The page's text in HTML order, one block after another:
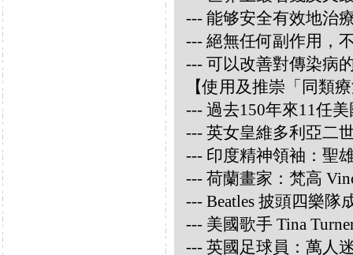
--- 能够安全有效地治
--- 絕無任何副作用，
--- 可以改善對傳染病
【使用及推崇「同類
--- 過去150年來11任
--- 英女皇維多利亞二
--- 印度精神領袖：聖
--- 荷蘭畫家：梵高
--- Beatles 披頭四樂隊
--- 美國歌手 Tina
--- 英國足球員：萬人